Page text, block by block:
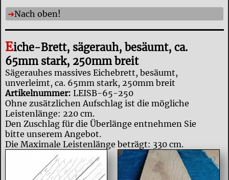
Nach oben!
Eiche-Brett, sägerauh, besäumt, ca.
65mm stark, 250mm breit
Sägerauhes massives Eichebrett, besäumt,
unverleimt, ca. 65mm stark, 250mm breit
Artikelnummer: LEISB-65-250
Ohne zusätzlichen Aufschlag ist die mögliche
Leistenlänge: 220 cm.
Den Zuschlag für die Überlänge entnehmen Sie
bitte unserem Angebot.
Die Maximale Leistenlänge beträgt: 330 cm.